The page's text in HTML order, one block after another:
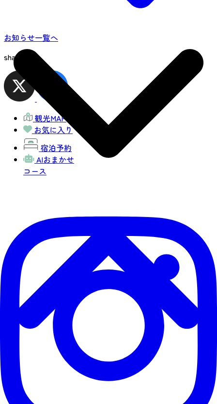
お知らせ一覧へ
share
観光MAP
お気に入り
宿泊予約
AIおまかせ
コース